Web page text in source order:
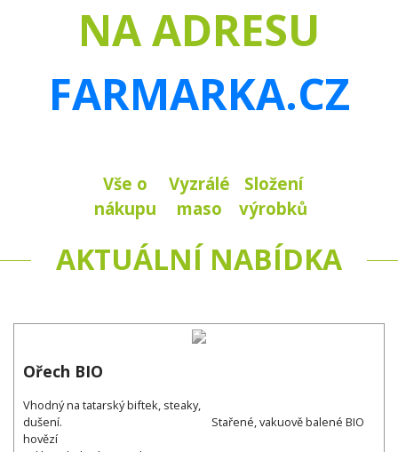
NA ADRESU
FARMARKA.CZ
Vše o
nákupu
Vyzrálé
maso
Složení
výrobků
AKTUÁLNÍ NABÍDKA
Ořech BIO
Vhodný na tatarský biftek, steaky,
dušení. Stařené, vakuově balené BIO
hovězí